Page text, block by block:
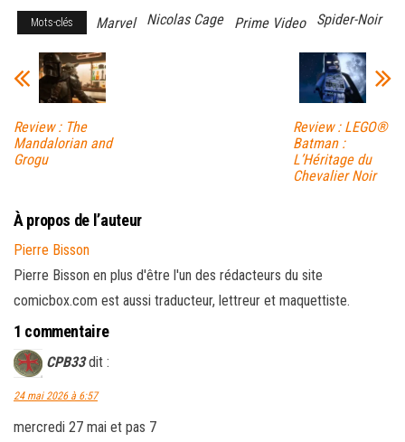
Mots-clés Marvel Nicolas Cage Prime Video Spider-Noir
Review : The
Mandalorian and
Grogu
Review : LEGO®
Batman :
L’Héritage du
Chevalier Noir
À propos de l’auteur
Pierre Bisson
Pierre Bisson en plus d'être l'un des rédacteurs du site
comicbox.com est aussi traducteur, lettreur et maquettiste.
1 commentaire
CPB33 dit :
24 mai 2026 à 6:57
mercredi 27 mai et pas 7